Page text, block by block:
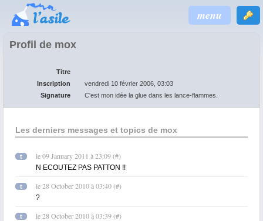
menu
Profil de mox
Titre
Inscription
vendredi 10 février 2006, 03:03
Signature
C'est mon idée la glue dans les lance-flammes.
Les derniers messages et topics de mox
t le 09 January 2011 à 23:09(#)
N ECOUTEZ PAS PATTON !!
t le 28 October 2010 à 03:40(#)
?
t le 28 October 2010 à 03:39(#)